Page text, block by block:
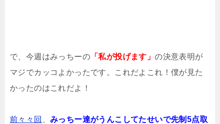
で、今週はみっちーの 「私が投げます」の決意表明が
マジでカッコよかったです。これだよこれ！僕が見た
かったのはこれだよ！
前々々回 、みっちー達がうんこしてたせいで先制5点取